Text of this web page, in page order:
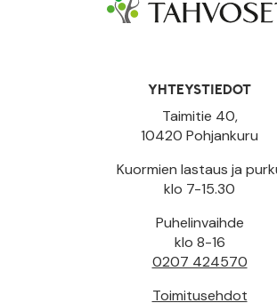
YHTEYSTIEDOT
Taimitie 40,
10420 Pohjankuru
Kuormien lastaus ja
klo 7-15.30
Puhelinvaihde
klo 8-16
0207 424570
Toimitusehdot